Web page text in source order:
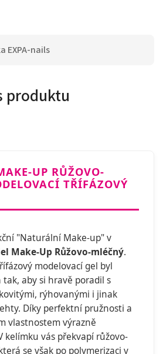
EXPA-nails
produktu
UP RŮŽOVO-
TŘÍFÁZOVÝ
"Naturální Make-up" v
Make-Up Růžovo-mléčný.
modelovací gel byl
aby si hravě poradil s
rýhovanými i jinak
Díky perfektní pružnosti a
vlastnostem výrazně
kelímku vás překvapí růžovo-
se však po polymerizaci v